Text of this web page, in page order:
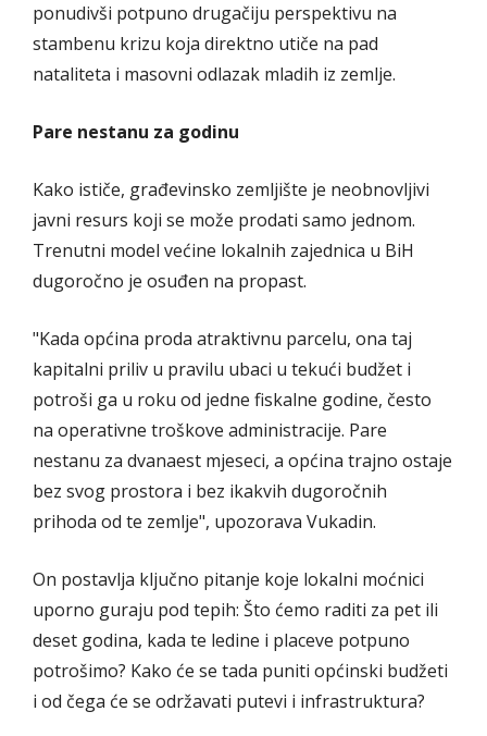
ponudivši potpuno drugačiju perspektivu na
stambenu krizu koja direktno utiče na pad
nataliteta i masovni odlazak mladih iz zemlje.
Pare nestanu za godinu
Kako ističe, građevinsko zemljište je neobnovljivi
javni resurs koji se može prodati samo jednom.
Trenutni model većine lokalnih zajednica u BiH
dugoročno je osuđen na propast.
"Kada općina proda atraktivnu parcelu, ona taj
kapitalni priliv u pravilu ubaci u tekući budžet i
potroši ga u roku od jedne fiskalne godine, često
na operativne troškove administracije. Pare
nestanu za dvanaest mjeseci, a općina trajno ostaje
bez svog prostora i bez ikakvih dugoročnih
prihoda od te zemlje", upozorava Vukadin.
On postavlja ključno pitanje koje lokalni moćnici
uporno guraju pod tepih: Što ćemo raditi za pet ili
deset godina, kada te ledine i placeve potpuno
potrošimo? Kako će se tada puniti općinski budžeti
i od čega će se održavati putevi i infrastruktura?